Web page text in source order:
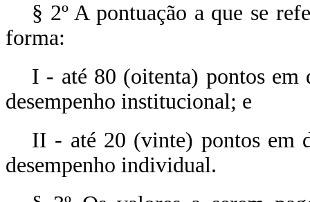
§ 2º A pontuação a que se
forma:
I - até 80 (oitenta) pontos em
desempenho institucional; e
II - até 20 (vinte) pontos em
desempenho individual.